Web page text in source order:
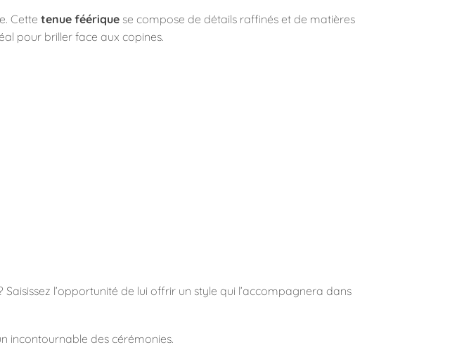
Cette tenue féériquese compose de détails raffinés et de matières
pour briller face aux copines.
l’opportunité de lui offrir un style qui l’accompagnera dans
incontournable des cérémonies.